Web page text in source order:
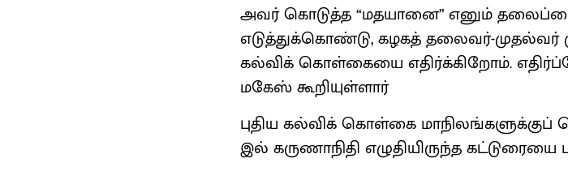
அவர் கொடுத்த “மதயானை” எனும்
எடுத்துக்கொண்டு, கழகத் தலைவர்-
கல்விக் கொள்கையை எதிர்க்கிறோம்.
மகேஸ் கூறியுள்ளார்
புதிய கல்விக் கொள்கை மாநிலங்களுக்குப்
இல் கருணாநிதி எழுதியிருந்த கட்டுரையை